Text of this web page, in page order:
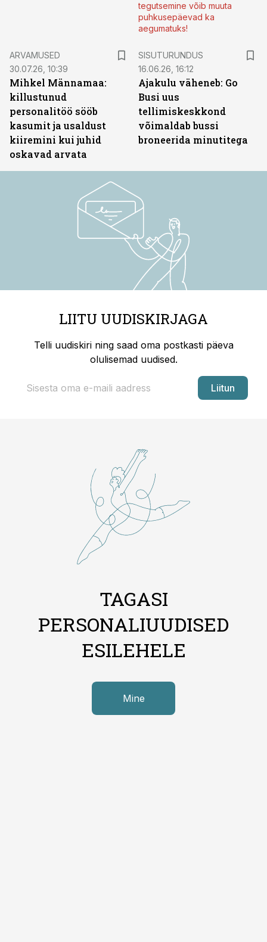
tegutsemine võib muuta
puhkusepäevad ka
aegumatuks!
ARVAMUSED
30.07.26, 10:39
Mihkel Männamaa:
killustunud
personalitöö sööb
kasumit ja usaldust
kiiremini kui juhid
oskavad arvata
SISUTURUNDUS
16.06.26, 16:12
Ajakulu väheneb: Go
Busi uus
tellimiskeskkond
võimaldab bussi
broneerida minutitega
LIITU UUDISKIRJAGA
Telli uudiskiri ning saad oma postkasti päeva
olulisemad uudised.
Liitun
TAGASI
PERSONALIUUDISED
ESILEHELE
Mine